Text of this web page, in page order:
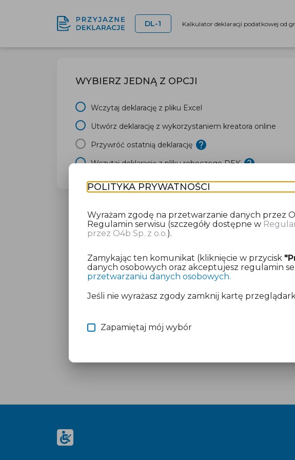
DL-1 Kalkulator deklaracji podatkowej od
WYBIERZ JEDNĄ Z OPCJI
Wczytaj deklarację z pliku Excel
Utwórz deklarację z wykorzystaniem kreatora online
Przywróć ostatnią deklarację
Wczytaj deklarację z pliku roboczego DEK
POLITYKA PRYWATNOŚCI
Wyrażam zgodę na przetwarzanie danych przez
Regulamin serwisu (szczegóły dostępne w
przez O4b Sp. z o.o.).
Zamykając ten komunikat (kliknięcie w przycisk
danych osobowych oraz akceptujesz regulamin
przetwarzaniu danych osobowych.
Jeśli nie wyrażasz zgody zamknij kartę
Zapamiętaj mój wybór